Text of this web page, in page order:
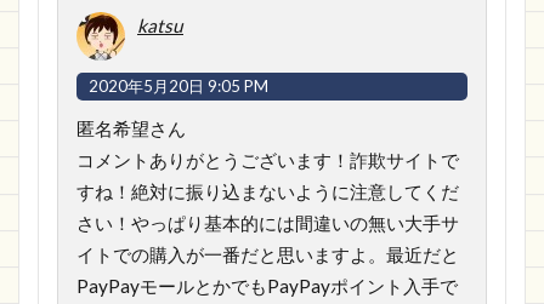
katsu
2020年5月20日 9:05 PM
匿名希望さん
コメントありがとうございます！詐欺サイトで
すね！絶対に振り込まないように注意してくだ
さい！やっぱり基本的には間違いの無い大手サ
イトでの購入が一番だと思いますよ。最近だと
PayPayモールとかでもPayPayポイント入手で